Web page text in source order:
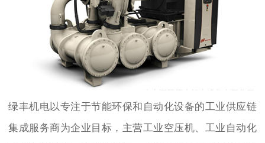
绿丰机电以专注于节能环保和自动化设备的工业供应链
集成服务商为企业目标，主营工业空压机、工业自动化